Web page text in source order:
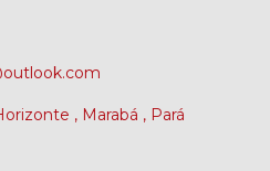
, Marabá , Pará